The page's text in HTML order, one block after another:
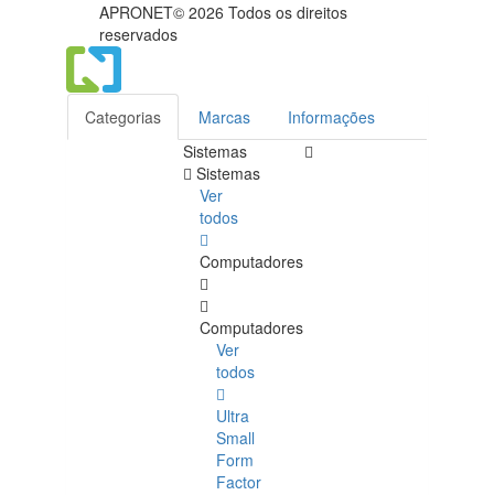
APRONET© 2026 Todos os direitos
reservados
Categorias Marcas
Informações
Sistemas
Sistemas
Ver
todos
Computadores
Computadores
Ver
todos
Ultra
Small
Form
Factor